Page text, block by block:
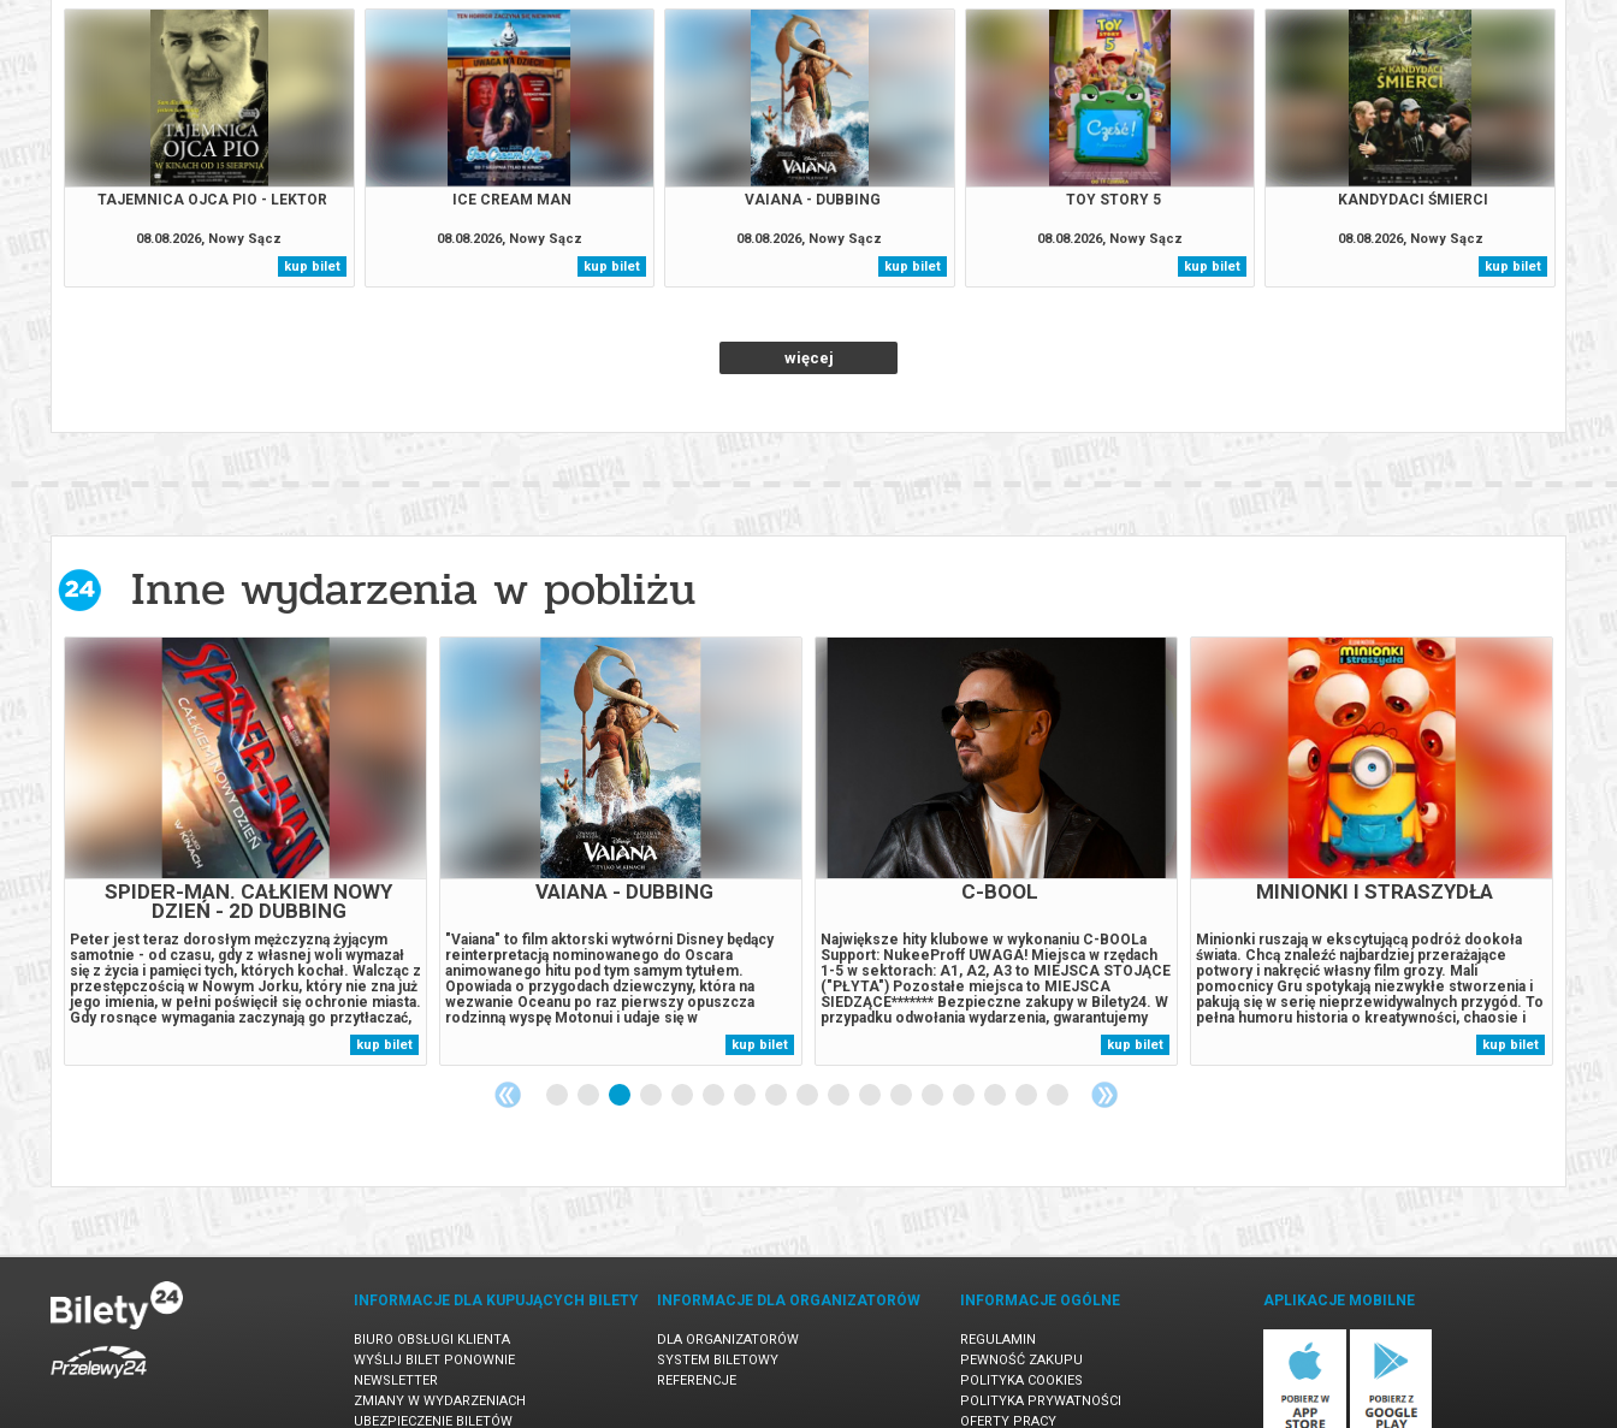
TAJEMNICA OJCA PIO - LEKTOR
08.08.2026, Nowy Sącz
kup bilet
ICE CREAM MAN
08.08.2026, Nowy Sącz
kup bilet
VAIANA - DUBBING
08.08.2026, Nowy Sącz
kup bilet
TOY STORY 5
08.08.2026, Nowy Sącz
kup bilet
KANDYDACI ŚMIERCI
08.08.2026, Nowy Sącz
kup bilet
więcej
Inne wydarzenia w pobliżu
i
i
SPIDER-MAN. CAŁKIEM NOWY
DZIEŃ - 2D DUBBING
Peter jest teraz dorosłym mężczyzną żyjącym
samotnie - od czasu, gdy z własnej woli wymazał
się z życia i pamięci tych, których kochał. Walcząc z
przestępczością w Nowym Jorku, który nie zna już
jego imienia, w pełni poświęcił się ochronie miasta.
Gdy rosnące wymagania zaczynają go przytłaczać,
presja wywołuje zaskakującą fizyczną przemianę,
która zagraża jego istnieniu, podczas gdy nowy,
niepokojący...
kup bilet
VAIANA - DUBBING
"Vaiana" to film aktorski wytwórni Disney będący
reinterpretacją nominowanego do Oscara
animowanego hitu pod tym samym tytułem.
Opowiada o przygodach dziewczyny, która na
wezwanie Oceanu po raz pierwszy opuszcza
rodzinną wyspę Motonui i udaje się w
niezapomnianą podróż, by ratować swoje plemię.
Reżyserem filmu jest Thomas Kail ("Hamilton")
uhonorowany nagrodami Emmy i Tony.*******
Bezpieczne zakupy...
kup bilet
C-BOOL
Największe hity klubowe w wykonaniu C-BOOLa
Support: NukeeProff UWAGA! Miejsca w rzędach
1-5 w sektorach: A1, A2, A3 to MIEJSCA STOJĄCE
("PŁYTA") Pozostałe miejsca to MIEJSCA
SIEDZĄCE******* Bezpieczne zakupy w Bilety24. W
przypadku odwołania wydarzenia, gwarantujemy
automatyczny zwrot środków potwierdzony
komunikatem wysyłanym na adres e-mail, podany
podczas zakupu.
kup bilet
MINIONKI I STRASZYDŁA
Minionki ruszają w ekscytującą podróż dookoła
świata. Chcą znaleźć najbardziej przerażające
potwory i nakręcić własny film grozy. Mali
pomocnicy Gru spotykają niezwykłe stworzenia i
pakują się w serię nieprzewidywalnych przygód. To
pełna humoru historia o kreatywności, chaosie i
Udowadniają, że dla wspólnego celu warto pokonać
każdą przeszkodę.******* Bezpieczne...
kup bilet
INFORMACJE DLA KUPUJĄCYCH BILETY
BIURO OBSŁUGI KLIENTA
WYŚLIJ BILET PONOWNIE
NEWSLETTER
ZMIANY W WYDARZENIACH
UBEZPIECZENIE BILETÓW
INFORMACJE DLA ORGANIZATORÓW
DLA ORGANIZATORÓW
SYSTEM BILETOWY
REFERENCJE
INFORMACJE OGÓLNE
REGULAMIN
PEWNOŚĆ ZAKUPU
POLITYKA COOKIES
POLITYKA PRYWATNOŚCI
OFERTY PRACY
APLIKACJE MOBILNE